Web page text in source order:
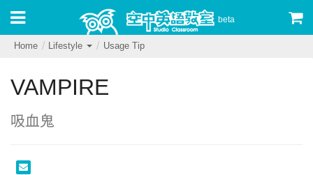
beta
Home Lifestyle Usage Tip
VAMPIRE
吸血鬼